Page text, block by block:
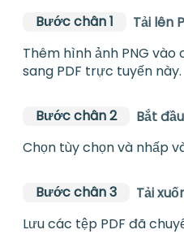
Bước chân 1
Tải lên
Thêm hình ảnh PNG vào
sang PDF trực tuyến này.
Bước chân 2
Bắt
Chọn tùy chọn và nhấp
Bước chân 3
Tải
Lưu các tệp PDF đã